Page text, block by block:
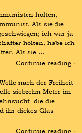
holten,
Als sie die
ich war ja
holten, habe ich
Als sie …
Continue reading ›
nach der Freiheit
siebzehn Meter im
die die
ihr dickes Glas
Continue reading ›